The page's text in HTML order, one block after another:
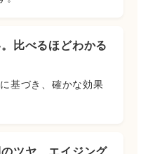
比べるほどわかる
基づき、確かな効果